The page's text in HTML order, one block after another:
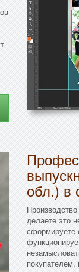
обл.) в
делаете это
сформируете
покупателем,